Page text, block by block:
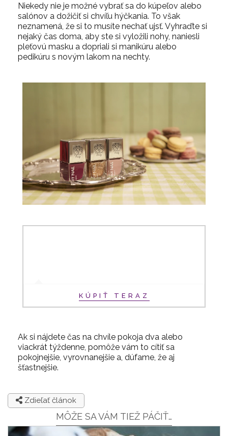
Niekedy nie je možné vybrať sa do kúpeľov alebo
salónov a dožičiť si chvíľu hýčkania. To však
neznamená, že si to musíte nechať ujsť. Vyhraďte si
nejaký čas doma, aby ste si vyložili nohy, naniesli
pleťovú masku a dopriali si manikúru alebo
pedikúru s novým lakom na nechty.
KÚPIŤ TERAZ
Ak si nájdete čas na chvíle pokoja dva alebo
viackrát týždenne, pomôže vám to cítiť sa
pokojnejšie, vyrovnanejšie a, dúfame, že aj
šťastnejšie.
Zdieľať článok
MÔŽE SA VÁM TIEŽ PÁČIŤ…